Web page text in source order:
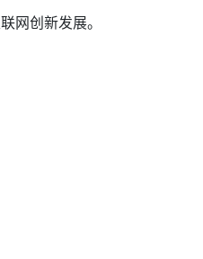
网创新发展。